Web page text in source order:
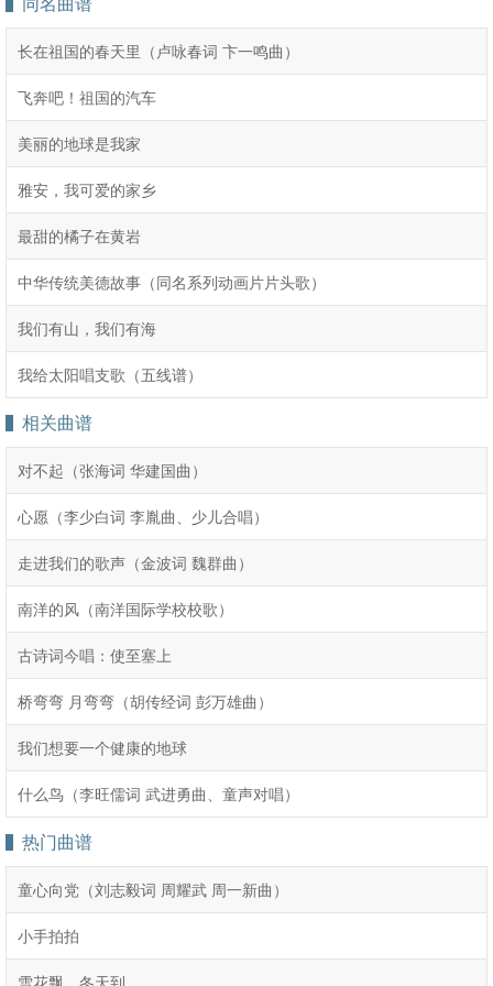
长在祖国的春天里（卢咏春词 卞一鸣曲）
飞奔吧！祖国的汽车
美丽的地球是我家
雅安，我可爱的家乡
最甜的橘子在黄岩
中华传统美德故事（同名系列动画片片头歌）
我们有山，我们有海
我给太阳唱支歌（五线谱）
相关曲谱
对不起（张海词 华建国曲）
心愿（李少白词 李胤曲、少儿合唱）
走进我们的歌声（金波词 魏群曲）
南洋的风（南洋国际学校校歌）
古诗词今唱：使至塞上
桥弯弯 月弯弯（胡传经词 彭万雄曲）
我们想要一个健康的地球
什么鸟（李旺儒词 武进勇曲、童声对唱）
热门曲谱
童心向党（刘志毅词 周耀武 周一新曲）
小手拍拍